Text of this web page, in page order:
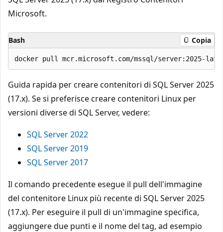
Microsoft.
Bash Copia
Guida rapida per creare contenitori di SQL Server 2025
(17.x). Se si preferisce creare contenitori Linux per
versioni diverse di SQL Server, vedere:
SQL Server 2022
SQL Server 2019
SQL Server 2017
Il comando precedente esegue il pull dell'immagine
del contenitore Linux più recente di SQL Server 2025
(17.x). Per eseguire il pull di un'immagine specifica,
aggiungere due punti e il nome del tag, ad esempio